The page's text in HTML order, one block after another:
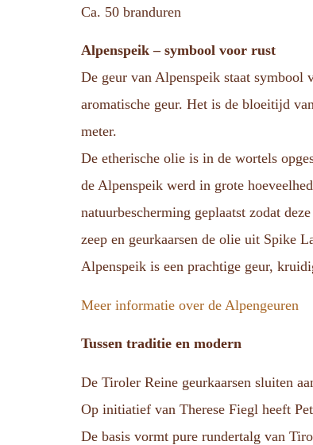
Ca. 50 branduren
Alpenspeik – symbool voor rust
De geur van Alpenspeik staat symbool
aromatische geur. Het is de bloeitijd
meter.
De etherische olie is in de wortels
de Alpenspeik werd in grote
natuurbescherming geplaatst zodat
zeep en geurkaarsen de olie uit Spike
Alpenspeik is een prachtige geur,
Meer informatie over de Alpengeuren
Tussen traditie en modern
De Tiroler Reine geurkaarsen sluiten
Op initiatief van Therese Fiegl heeft
De basis vormt pure rundertalg van